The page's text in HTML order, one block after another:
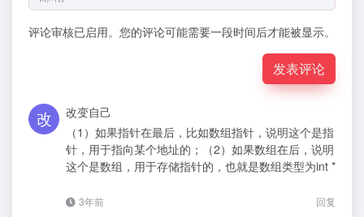
评论审核已启用。您的评论可能需要一段时间后才能被显示。
发表评论
改变自己
（1）如果指针在最后，比如数组指针，说明这个是指
针，用于指向某个地址的；（2）如果数组在后，说明
这个是数组，用于存储指针的，也就是数组类型为int *
3年前 回复